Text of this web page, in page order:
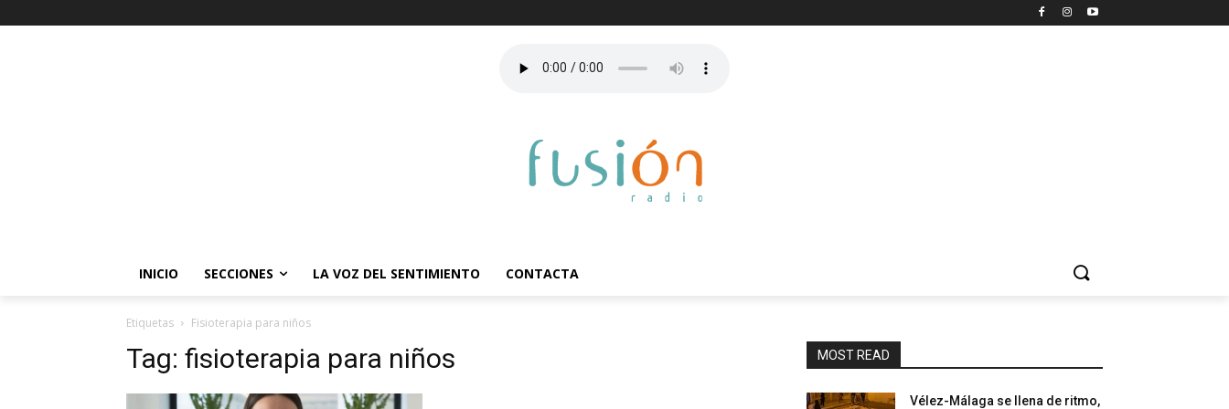
INICIO SECCIONES LA VOZ DEL SENTIMIENTO CONTACTA
Etiquetas Fisioterapia para niños
Tag: fisioterapia para niños MOST READ
Vélez-Málaga se llena de ritmo,